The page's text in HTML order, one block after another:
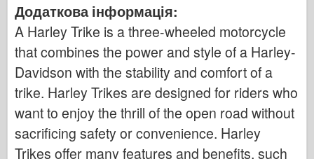
Додаткова інформація:
A Harley Trike is a three-wheeled motorcycle
that combines the power and style of a Harley-
Davidson with the stability and comfort of a
trike. Harley Trikes are designed for riders who
want to enjoy the thrill of the open road without
sacrificing safety or convenience. Harley
Trikes offer many features and benefits, such